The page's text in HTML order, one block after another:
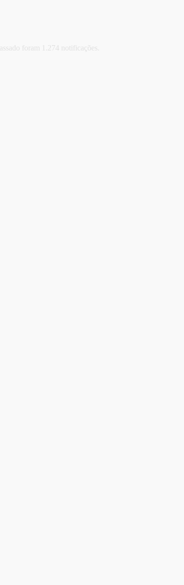
foram 1.274 notificações.